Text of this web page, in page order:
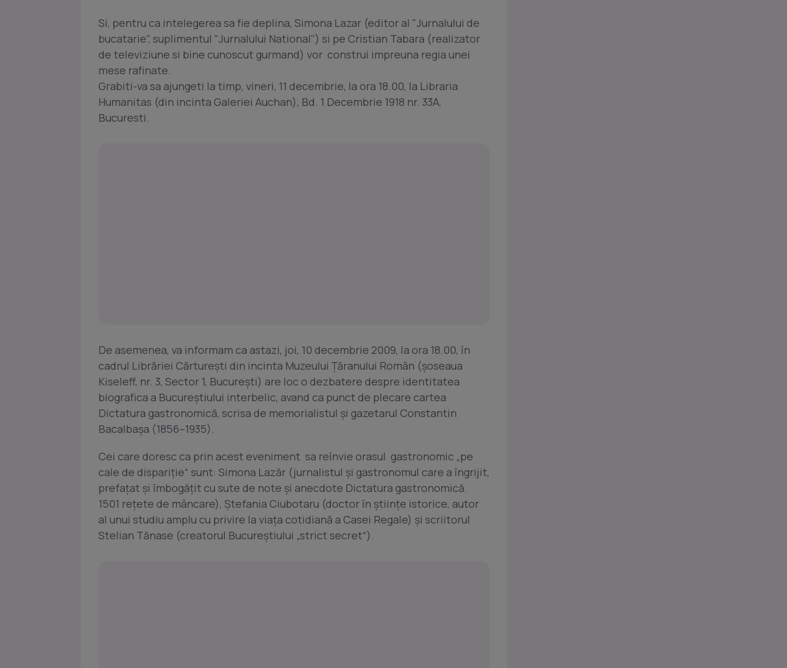
Si, pentru ca intelegerea sa fie deplina, Simona Lazar (editor al "Jurnalului de
bucatarie", suplimentul "Jurnalului National") si pe Cristian Tabara (realizator
de televiziune si bine cunoscut gurmand) vor construi impreuna regia unei
mese rafinate.
Grabiti-va sa ajungeti la timp, vineri, 11 decembrie, la ora 18.00, la Libraria
Humanitas (din incinta Galeriei Auchan), Bd. 1 Decembrie 1918 nr. 33A,
Bucuresti.
De asemenea, va informam ca astazi, joi, 10 decembrie 2009, la ora 18.00, în
cadrul Librăriei Cărtureşti din incinta Muzeului Ţăranului Român (şoseaua
Kiseleff, nr. 3, Sector 1, Bucureşti) are loc o dezbatere despre identitatea
biografica a Bucureştiului interbelic, avand ca punct de plecare cartea
Dictatura gastronomică, scrisa de memorialistul şi gazetarul Constantin
Bacalbaşa (1856–1935).
Cei care doresc ca prin acest eveniment sa reînvie orasul gastronomic „pe
cale de dispariţie“ sunt: Simona Lazăr (jurnalistul şi gastronomul care a îngrijit,
prefaţat şi îmbogăţit cu sute de note şi anecdote Dictatura gastronomică.
1501 reţete de mâncare), Ştefania Ciubotaru (doctor în ştiinţe istorice, autor
al unui studiu amplu cu privire la viaţa cotidiană a Casei Regale) şi scriitorul
Stelian Tănase (creatorul Bucureştiului „strict secret“).